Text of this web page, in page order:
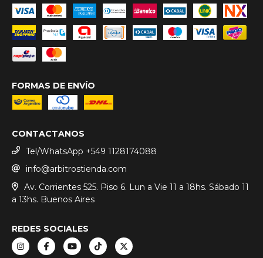
FORMAS DE ENVÍO
CONTACTANOS
Tel/WhatsApp +549 1128174088
info@arbitrostienda.com
Av. Corrientes 525. Piso 6. Lun a Vie 11 a 18hs. Sábado 11
a 13hs. Buenos Aires
REDES SOCIALES